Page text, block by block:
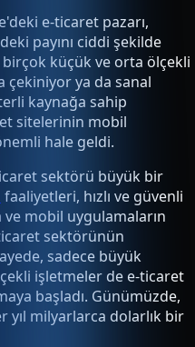
e-ticaret pazarı,
payını ciddi şekilde
birçok küçük ve orta ölçekli
çekiniyor ya da sanal
kaynağa sahip
sitelerinin mobil
hale geldi.
sektörü büyük bir
faaliyetleri, hızlı ve güvenli
mobil uygulamaların
sektörünün
sadece büyük
işletmeler de e-ticaret
başladı. Günümüzde,
yıl milyarlarca dolarlık bir